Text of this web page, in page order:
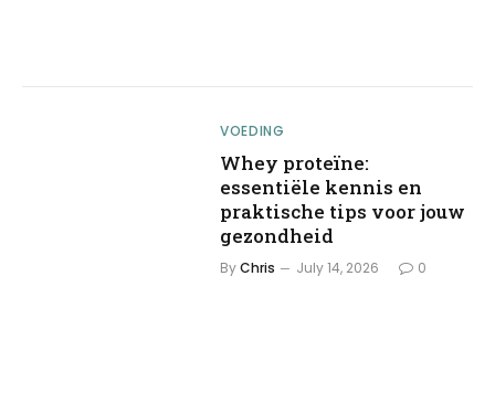
VOEDING
Whey proteïne:
essentiële kennis en
praktische tips voor jouw
gezondheid
ByChris July 14, 2026 0